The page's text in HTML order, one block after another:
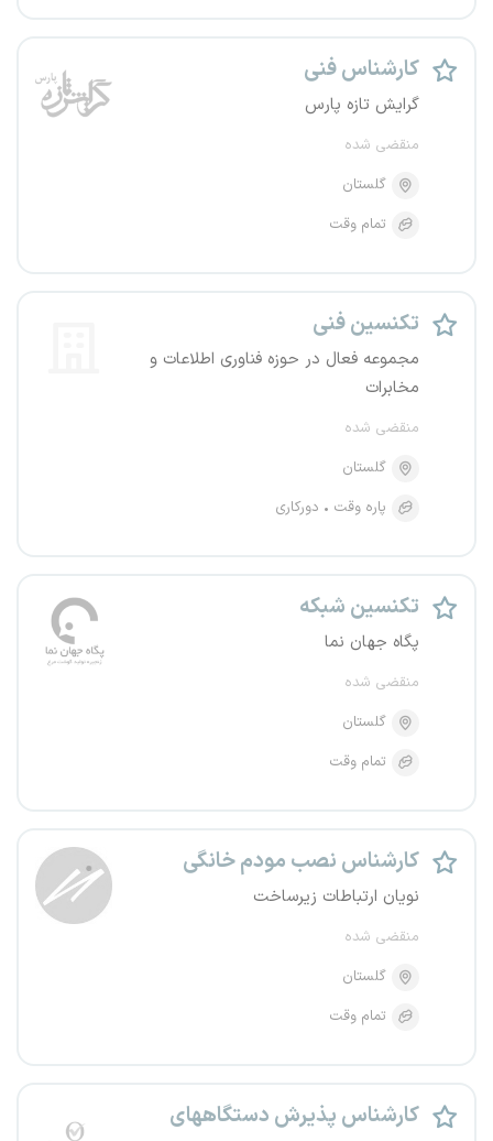
کارشناس فنی
گرایش تازه پارس
منقضی شده
گلستان
تمام وقت
تکنسین فنی
مجموعه فعال در حوزه فناوری اطلاعات و
مخابرات
منقضی شده
گلستان
پاره وقت
دورکاری
تکنسین شبکه
پگاه جهان نما
منقضی شده
گلستان
تمام وقت
کارشناس نصب مودم خانگی
نویان ارتباطات زیرساخت
منقضی شده
گلستان
تمام وقت
کارشناس پذیرش دستگاههای